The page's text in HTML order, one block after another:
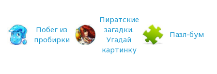
Побег из
пробирки
Пиратские
загадки.
Угадай
картинку
Пазл-бум